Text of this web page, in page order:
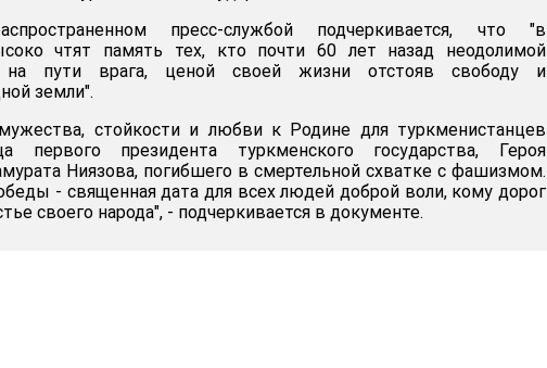
пресс-службой подчеркивается, что "в
чтят память тех, кто почти 60 лет назад неодолимой
на пути врага, ценой своей жизни отстояв свободу и
земли".
стойкости и любви к Родине для туркменистанцев
первого президента туркменского государства, Героя
Ниязова, погибшего в смертельной схватке с фашизмом.
- священная дата для всех людей доброй воли, кому дорог
своего народа", - подчеркивается в документе.